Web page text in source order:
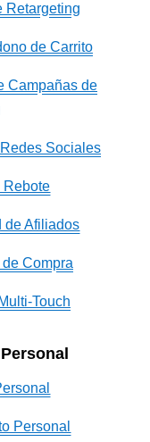
Retargeting
de Carrito
Campañas de
Sociales
Rebote
de Afiliados
Compra
Touch
Personal